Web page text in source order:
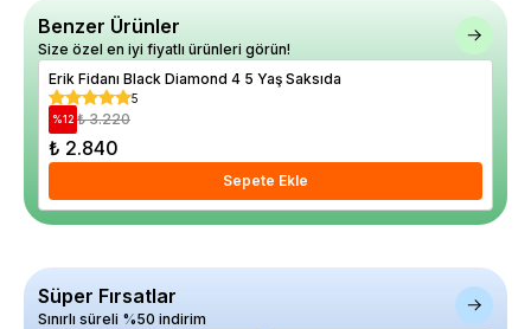
Benzer Ürünler
Size özel en iyi fiyatlı ürünleri görün!
Erik Fidanı Black Diamond 4 5 Yaş Saksıda
5
%12 ₺ 3.220
₺ 2.840
Sepete Ekle
Süper Fırsatlar
Sınırlı süreli %50 indirim